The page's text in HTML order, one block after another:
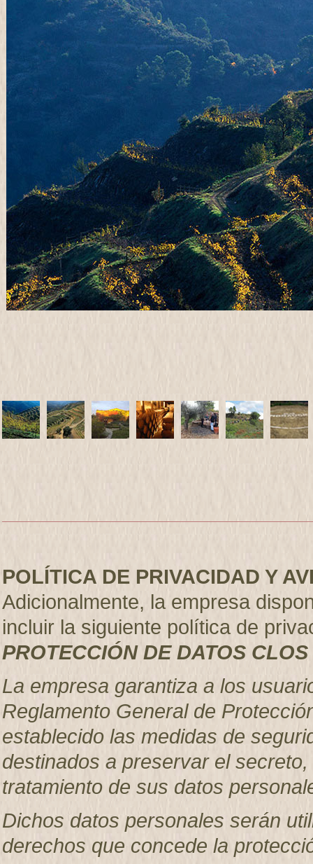
POLÍTICA DE PRIVACIDAD Y
Adicionalmente, la empresa
incluir la siguiente política de
PROTECCIÓN DE DATOS
La empresa garantiza a los
Reglamento General de
establecido las medidas de
destinados a preservar el
tratamiento de sus datos
Dichos datos personales serán
derechos que concede la